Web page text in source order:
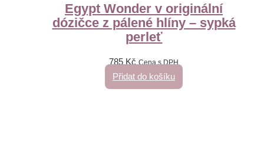
Egypt Wonder v originální
dózičce z pálené hlíny – sypká
perleť
785 Kč Cena s DPH
Přidat do košíku